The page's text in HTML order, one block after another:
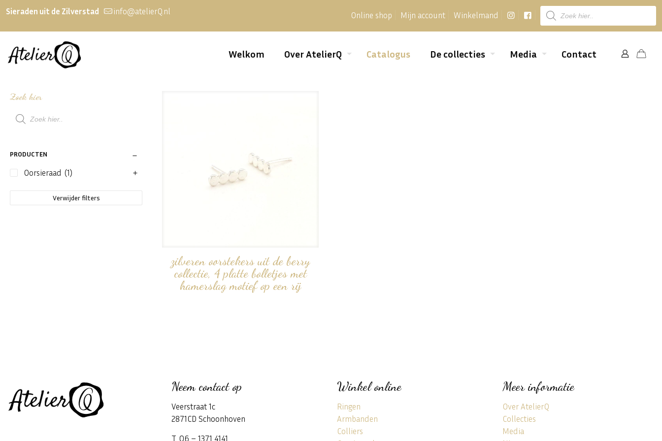
Sieraden uit de Zilverstad info@atelierQ.nl Online shop Mijn account Winkelmand
Producten
zoeken
Welkom Over AtelierQ Catalogus De collecties Media Contact
zilveren oorstekers uit de berry
collectie, 4 platte bolletjes met
hamerslag motief op een rij
Zoek hier
Producten
zoeken
PRODUCTEN
Oorsieraad (1)
Verwijder filters
Neem contact op
Veerstraat 1c
2871CD Schoonhoven
T. 06 – 1371 4141
Winkel online
Ringen
Armbanden
Colliers
Meer informatie
Over AtelierQ
Collecties
Media